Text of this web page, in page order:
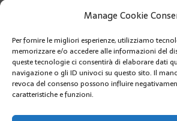
Manage Cookie
Per fornire le migliori esperienze, utilizziamo
memorizzare e/o accedere alle informazioni del
queste tecnologie ci consentirà di elaborare dati
navigazione o gli ID univoci su questo sito. Il
revoca del consenso possono influire
caratteristiche e funzioni.